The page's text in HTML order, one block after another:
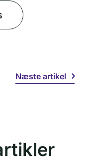
Næste artikel